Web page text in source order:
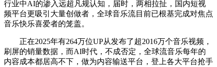
行业中AI的渗入远超凡规认知，届时，两相拉扯，国内短视
频平台更吸引大量创做者，全球音乐流目前已根基完成对焦点
音乐快乐喜爱者的笼盖。
正在2025年有264万位UP从发布了超2016万个音乐视频，
刷屏的销量数据，而AI时代，不成否定，全球流音乐每年的
内容成本都居高不下，做为内容输送平台，登上各大平台抢手